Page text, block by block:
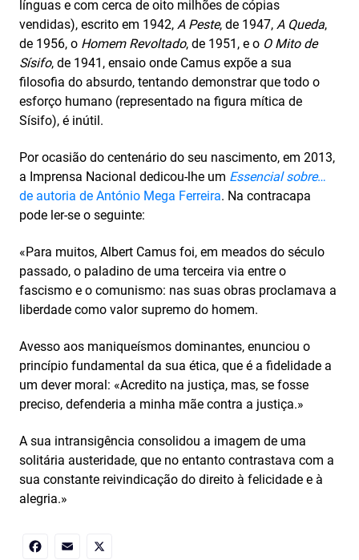
línguas e com cerca de oito milhões de cópias
vendidas), escrito em 1942, A Peste, de 1947, A Queda,
de 1956, o Homem Revoltado, de 1951, e o O Mito de
Sísifo, de 1941, ensaio onde Camus expõe a sua
filosofia do absurdo, tentando demonstrar que todo o
esforço humano (representado na figura mítica de
Sísifo), é inútil.
Por ocasião do centenário do seu nascimento, em 2013,
a Imprensa Nacional dedicou-lhe um Essencial sobre…
de autoria de António Mega Ferreira. Na contracapa
pode ler-se o seguinte:
«Para muitos, Albert Camus foi, em meados do século
passado, o paladino de uma terceira via entre o
fascismo e o comunismo: nas suas obras proclamava a
liberdade como valor supremo do homem.
Avesso aos maniqueísmos dominantes, enunciou o
princípio fundamental da sua ética, que é a fidelidade a
um dever moral: «Acredito na justiça, mas, se fosse
preciso, defenderia a minha mãe contra a justiça.»
A sua intransigência consolidou a imagem de uma
solitária austeridade, que no entanto contrastava com a
sua constante reivindicação do direito à felicidade e à
alegria.»